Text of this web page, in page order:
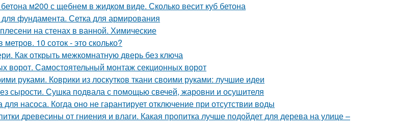
м200 с щебнем в жидком виде. Сколько весит куб бетона
фундамента. Сетка для армирования
на стенах в ванной. Химические
метров. 10 соток - это сколько?
Как открыть межкомнатную дверь без ключа
ворот. Самостоятельный монтаж секционных ворот
руками. Коврики из лоскутков ткани своими руками: лучшие идеи
сырости. Сушка подвала с помощью свечей, жаровни и осушителя
для насоса. Когда оно не гарантирует отключение при отсутствии воды
древесины от гниения и влаги. Какая пропитка лучше подойдет для дерева на улице –